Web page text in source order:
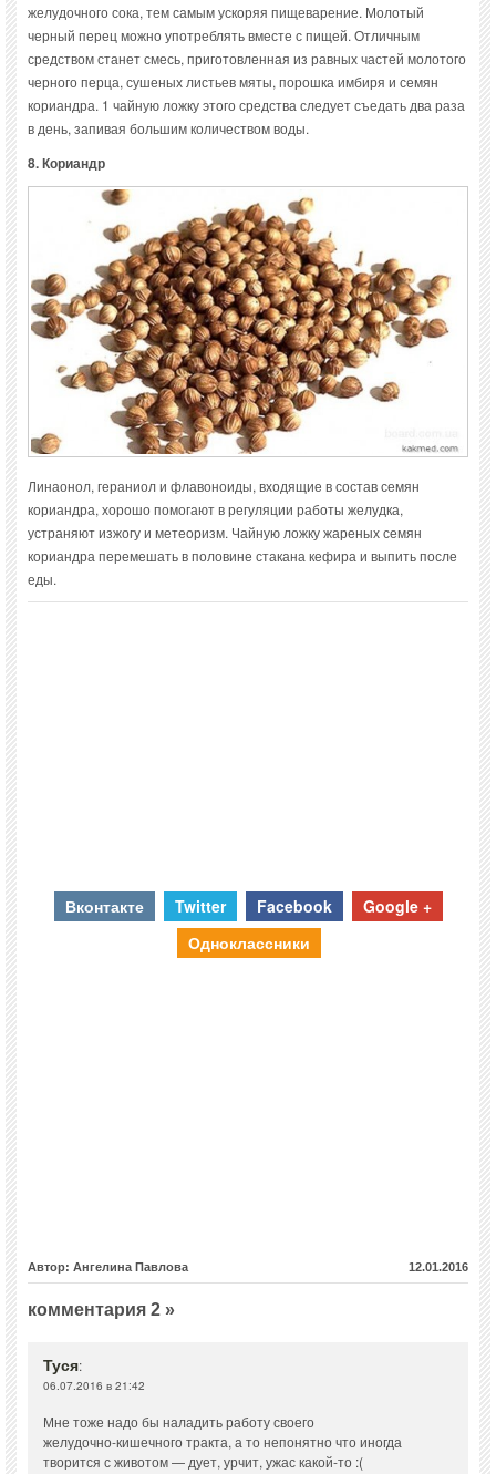
желудочного сока, тем самым ускоряя пищеварение. Молотый
черный перец можно употреблять вместе с пищей. Отличным
средством станет смесь, приготовленная из равных частей молотого
черного перца, сушеных листьев мяты, порошка имбиря и семян
кориандра. 1 чайную ложку этого средства следует съедать два раза
в день, запивая большим количеством воды.
8. Кориандр
Линаонол, гераниол и флавоноиды, входящие в состав семян
кориандра, хорошо помогают в регуляции работы желудка,
устраняют изжогу и метеоризм. Чайную ложку жареных семян
кориандра перемешать в половине стакана кефира и выпить после
еды.
Вконтакте Twitter Facebook
Google +
Одноклассники
Автор: Ангелина Павлова 12.01.2016
комментария 2 »
Туся:
06.07.2016 в 21:42
Мне тоже надо бы наладить работу своего
желудочно-кишечного тракта, а то непонятно что иногда
творится с животом — дует, урчит, ужас какой-то :(